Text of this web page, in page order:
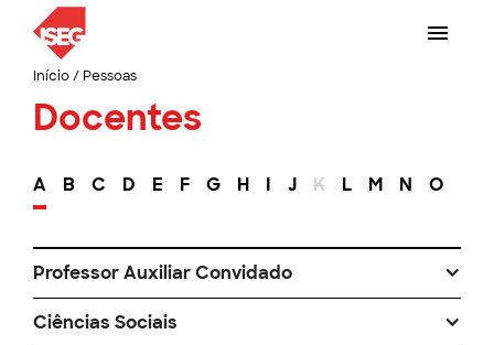
Início/ Pessoas
Docentes
A B C D E F G H I J K L M N O
Professor Auxiliar Convidado
Ciências Sociais